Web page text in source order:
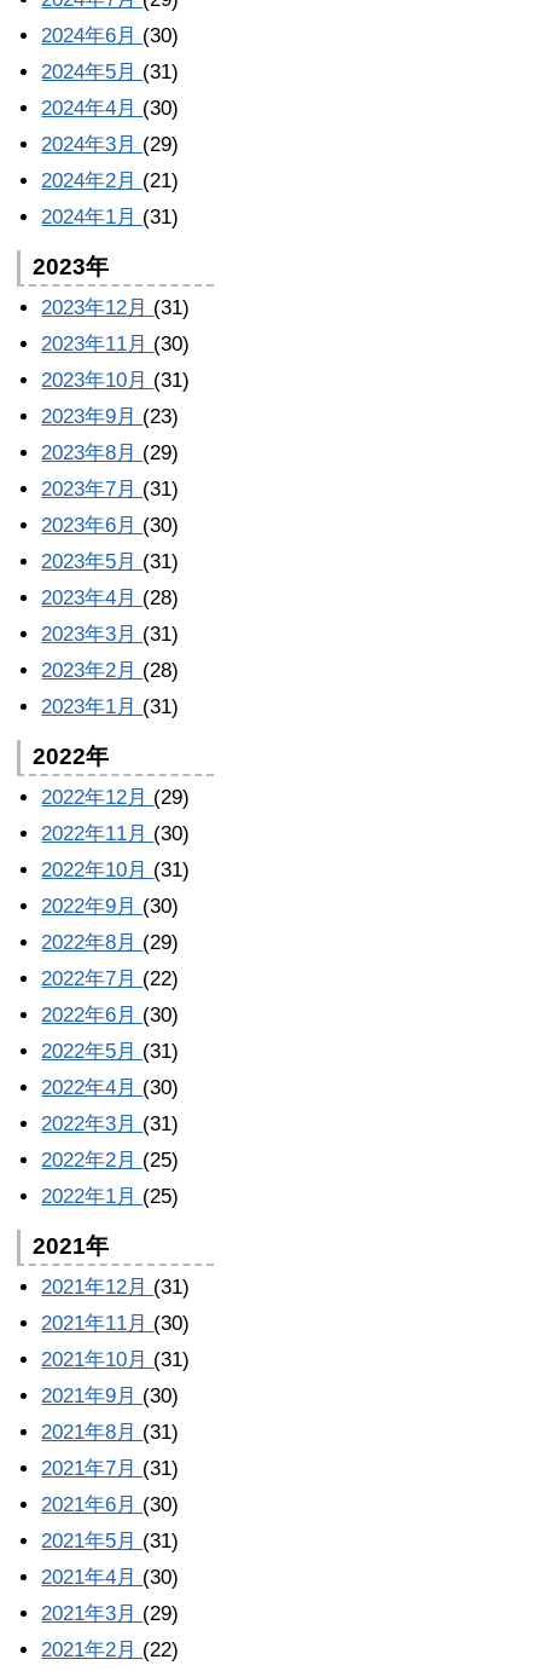
2024年6月 (30)
2024年5月 (31)
2024年4月 (30)
2024年3月 (29)
2024年2月 (21)
2024年1月 (31)
2023年
2023年12月 (31)
2023年11月 (30)
2023年10月 (31)
2023年9月 (23)
2023年8月 (29)
2023年7月 (31)
2023年6月 (30)
2023年5月 (31)
2023年4月 (28)
2023年3月 (31)
2023年2月 (28)
2023年1月 (31)
2022年
2022年12月 (29)
2022年11月 (30)
2022年10月 (31)
2022年9月 (30)
2022年8月 (29)
2022年7月 (22)
2022年6月 (30)
2022年5月 (31)
2022年4月 (30)
2022年3月 (31)
2022年2月 (25)
2022年1月 (25)
2021年
2021年12月 (31)
2021年11月 (30)
2021年10月 (31)
2021年9月 (30)
2021年8月 (31)
2021年7月 (31)
2021年6月 (30)
2021年5月 (31)
2021年4月 (30)
2021年3月 (29)
2021年2月 (22)